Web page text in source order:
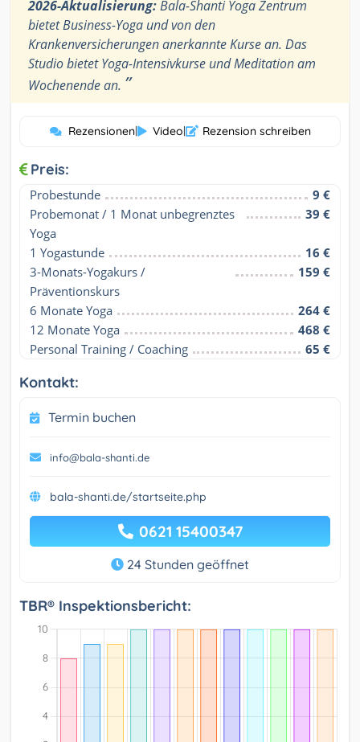
2026-Aktualisierung:Bala-Shanti Yoga Zentrum
bietet Business-Yoga und von den
Krankenversicherungen anerkannte Kurse an. Das
Studio bietet Yoga-Intensivkurse und Meditation am
Wochenende an. ”
Rezensionen| Video| Rezension schreiben
Preis:
Probestunde
9 €
Probemonat / 1 Monat unbegrenztes
Yoga
39 €
1 Yogastunde
16 €
3-Monats-Yogakurs /
Präventionskurs
159 €
6 Monate Yoga
264 €
12 Monate Yoga
468 €
Personal Training / Coaching
65 €
Kontakt:
Termin buchen
info@bala-shanti.de
bala-shanti.de/startseite.php
0621 15400347
24 Stunden geöffnet
TBR® Inspektionsbericht: